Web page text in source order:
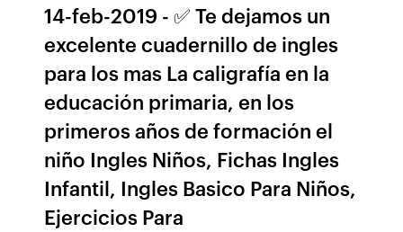
14-feb-2019 - ✅ Te dejamos un
excelente cuadernillo de ingles
para los mas La caligrafía en la
educación primaria, en los
primeros años de formación el
niño Ingles Niños, Fichas Ingles
Infantil, Ingles Basico Para Niños,
Ejercicios Para